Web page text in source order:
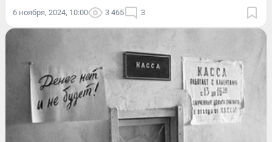
6 ноября, 2024, 10:00 3 465 3